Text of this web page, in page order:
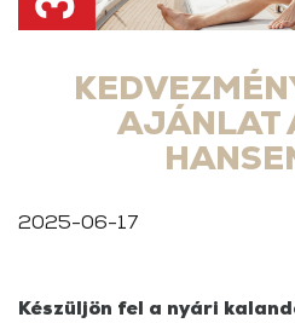
2025-06-17
AJÁNLAT
Készüljön fel a nyári